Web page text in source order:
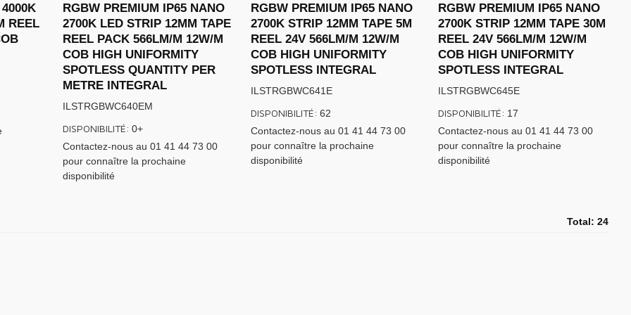
REEL
RGBW PREMIUM IP65 NANO
2700K LED STRIP 12MM TAPE
REEL PACK 566LM/M 12W/M
COB HIGH UNIFORMITY
SPOTLESS QUANTITY PER
METRE INTEGRAL
ILSTRGBWC640EM
Contactez-nous au 01 41 44 73 00
pour connaître la prochaine
disponibilité
DISPONIBILITÉ: 0+
RGBW PREMIUM IP65 NANO
2700K STRIP 12MM TAPE 5M
REEL 24V 566LM/M 12W/M
COB HIGH UNIFORMITY
SPOTLESS INTEGRAL
ILSTRGBWC641E
Contactez-nous au 01 41 44 73 00
pour connaître la prochaine
disponibilité
DISPONIBILITÉ: 62
RGBW PREMIUM IP65 NANO
2700K STRIP 12MM TAPE 30M
REEL 24V 566LM/M 12W/M
COB HIGH UNIFORMITY
SPOTLESS INTEGRAL
ILSTRGBWC645E
Contactez-nous au 01 41 44 73 00
pour connaître la prochaine
disponibilité
DISPONIBILITÉ: 17
Total: 24